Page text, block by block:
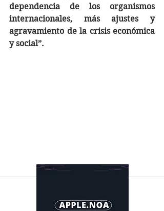
dependencia de los organismos
internacionales, más ajustes y
agravamiento de la crisis económica
y social”.